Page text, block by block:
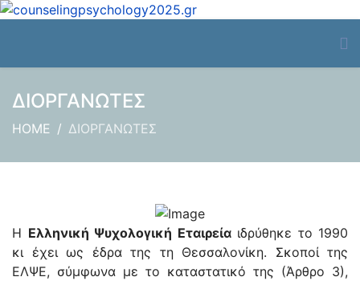
ΔΙΟΡΓΑΝΩΤΕΣ
HOME ΔΙΟΡΓΑΝΩΤΕΣ
H Ελληνική Ψυχολογική Εταιρείαιδρύθηκε το 1990
κι έχει ως έδρα της τη Θεσσαλονίκη. Σκοποί της
ΕΛΨΕ, σύμφωνα με το καταστατικό της (Άρθρο 3),